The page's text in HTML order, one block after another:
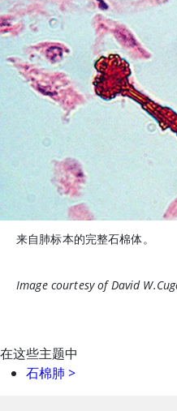
来自肺标本的完整石棉体。
Image courtesy of David
在这些主题中
石棉肺 >